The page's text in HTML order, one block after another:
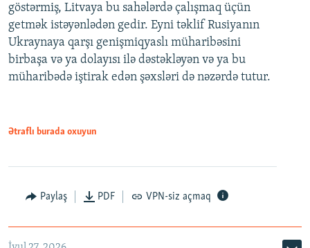
göstərmiş, Litvaya bu sahələrdə çalışmaq üçün
getmək istəyənlədən gedir. Eyni təklif Rusiyanın
Ukraynaya qarşı genişmiqyaslı müharibəsini
birbaşa və ya dolayısı ilə dəstəkləyən və ya bu
müharibədə iştirak edən şəxsləri də nəzərdə tutur.
Ətraflı burada oxuyun
Paylaş PDF VPN-siz açmaq